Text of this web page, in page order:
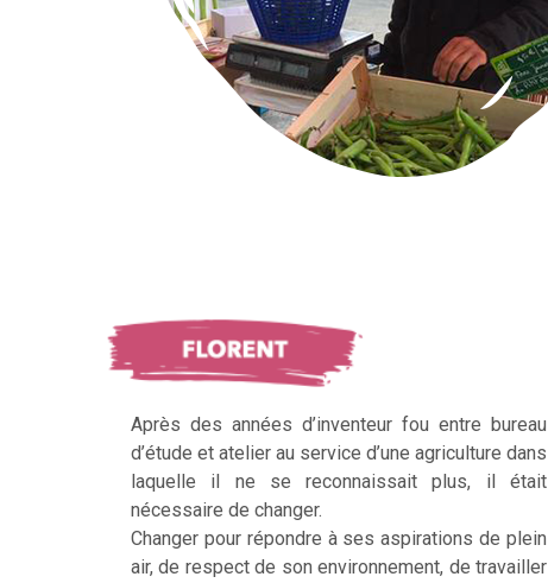
Après des années d’inventeur fou entre bureau
d’étude et atelier au service d’une agriculture dans
laquelle il ne se reconnaissait plus, il était
nécessaire de changer.
Changer pour répondre à ses aspirations de plein
air, de respect de son environnement, de travailler